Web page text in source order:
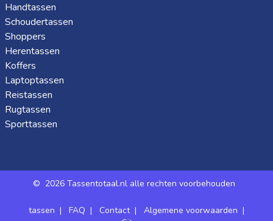
Handtassen
Schoudertassen
Shoppers
Herentassen
Koffers
Laptoptassen
Reistassen
Rugtassen
Sporttassen
© 2026 Tassentotaal.nl alle rechten voorbehouden
tassen | FAQ | Contact| Algemene voorwaarden |